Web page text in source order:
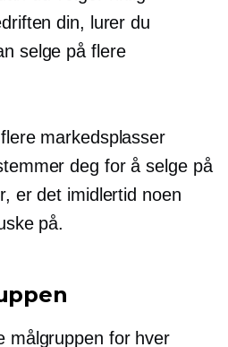
din, lurer du
selge på flere
markedsplasser
deg for å selge på
er det imidlertid noen
på.
målgruppen for hver